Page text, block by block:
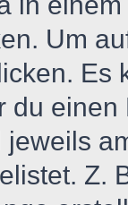
Um
du
Z.